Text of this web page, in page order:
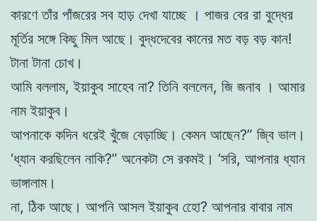
কারণে তাঁর পাঁজরের সব হাড় দেখা যাচ্ছে । পাজর বের রা বুদ্ধের
মূর্তির সঙ্গে কিছু মিল আছে। বুদ্ধদেবের কানের মত বড় বড় কান!
টানা টানা চোখ।
আমি বললাম, ইয়াকুব সাহেব না? তিনি বললেন, জি জনাব । আমার
নাম ইয়াকুব।
আপনাকে কদিন ধরেই খুঁজে বেড়াচ্ছি। কেমন আছেন?” জ্বি ভাল।
‘ধ্যান করছিলেন নাকি?” অনেকটা সে রকমই। ‘সরি, আপনার ধ্যান
ভাঙ্গালাম।
না, ঠিক আছে। আপনি আসল ইয়াকুব হোে? আপনার বাবার নাম